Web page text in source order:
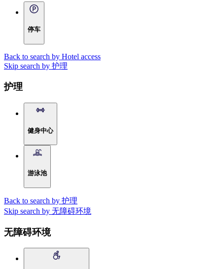
停车
Back to search by Hotel access
Skip search by 护理
护理
健身中心
游泳池
Back to search by 护理
Skip search by 无障碍环境
无障碍环境